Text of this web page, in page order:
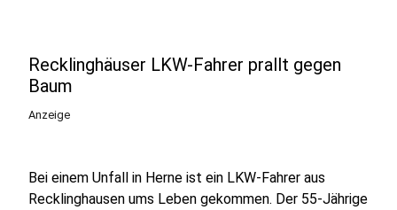
Recklinghäuser LKW-Fahrer prallt gegen
Baum
Anzeige
Bei einem Unfall in Herne ist ein LKW-Fahrer aus
Recklinghausen ums Leben gekommen. Der 55-Jährige